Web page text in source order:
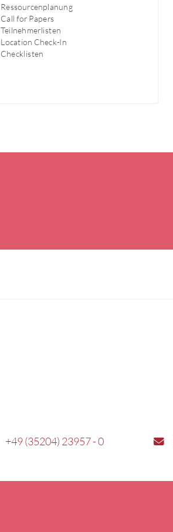
Ressourcenplanung
Call for Papers
Teilnehmerlisten
Location Check-In
Checklisten
+49 (35204) 23957 - 0